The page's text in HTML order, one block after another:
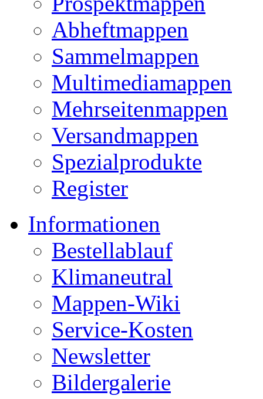
Abheftmappen
Sammelmappen
Multimediamappen
Mehrseitenmappen
Versandmappen
Spezialprodukte
Register
Informationen
Bestellablauf
Klimaneutral
Mappen-Wiki
Service-Kosten
Newsletter
Bildergalerie